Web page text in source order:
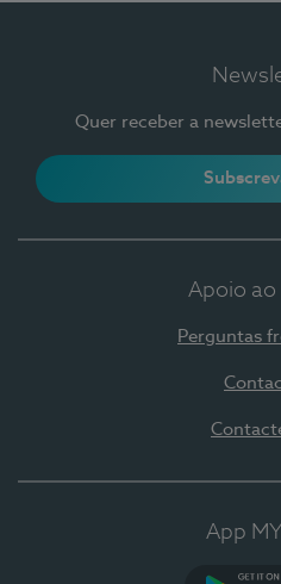
Quer receber a
Apoio ao
Perguntas
App